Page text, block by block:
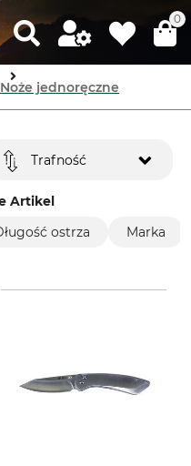
0
Noże jednoręczne
Artikel
Trafność
ostrza Marka